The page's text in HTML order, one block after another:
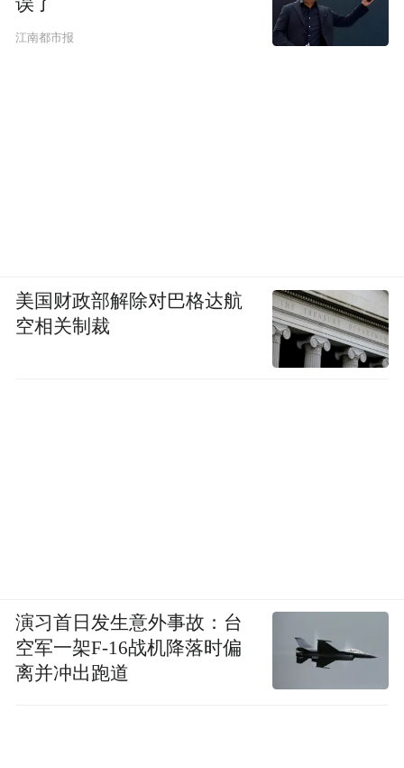
误了
江南都市报
美国财政部解除对巴格达航
空相关制裁
演习首日发生意外事故：台
空军一架F-16战机降落时偏
离并冲出跑道